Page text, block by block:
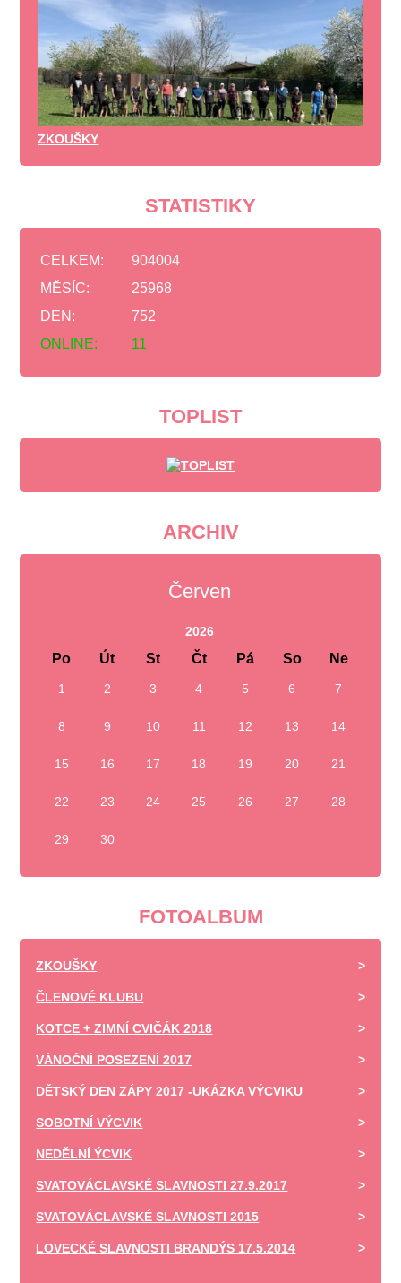
ZKOUŠKY
STATISTIKY
ONLINE: 11
CELKEM:
904004
MĚSÍC:
25968
DEN:
752
TOPLIST
ARCHIV
Červen
2026
Po Út St Čt Pá So Ne
1 2 3 4 5 6 7
8 9 10 11 12 13 14
15 16 17 18 19 20 21
22 23 24 25 26 27 28
29 30
FOTOALBUM
ZKOUŠKY
ČLENOVÉ KLUBU
KOTCE + ZIMNÍ CVIČÁK 2018
VÁNOČNÍ POSEZENÍ 2017
DĚTSKÝ DEN ZÁPY 2017 -UKÁZKA VÝCVIKU
SOBOTNÍ VÝCVIK
NEDĚLNÍ ÝCVIK
SVATOVÁCLAVSKÉ SLAVNOSTI 27.9.2017
SVATOVÁCLAVSKÉ SLAVNOSTI 2015
LOVECKÉ SLAVNOSTI BRANDÝS 17.5.2014